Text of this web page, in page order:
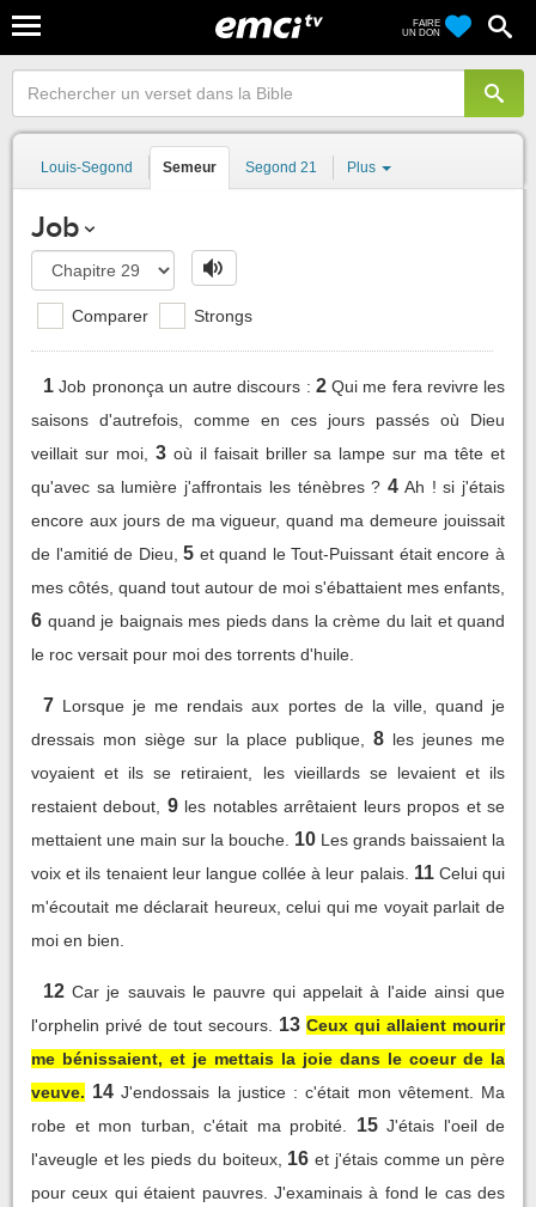
FAIRE
UN DON
Louis-Segond Semeur Segond 21 Plus
Job
Comparer Strongs
1 Job prononça un autre discours : 2 Qui me fera revivre les
saisons d'autrefois, comme en ces jours passés où Dieu
veillait sur moi,
3 où il faisait briller sa lampe sur ma tête et
qu'avec sa lumière j'affrontais les ténèbres ? 4 Ah ! si j'étais
encore aux jours de ma vigueur, quand ma demeure jouissait
de l'amitié de Dieu, 5 et quand le Tout-Puissant était encore à
mes côtés, quand tout autour de moi s'ébattaient mes enfants,
6 quand je baignais mes pieds dans la crème du lait et quand
le roc versait pour moi des torrents d'huile.
7 Lorsque je me rendais aux portes de la ville, quand je
dressais mon siège sur la place publique,
8 les jeunes me
voyaient et ils se retiraient, les vieillards se levaient et ils
restaient debout,
9 les notables arrêtaient leurs propos et se
mettaient une main sur la bouche. 10 Les grands baissaient la
voix et ils tenaient leur langue collée à leur palais. 11 Celui qui
m'écoutait me déclarait heureux, celui qui me voyait parlait de
moi en bien.
12 Car je sauvais le pauvre qui appelait à l'aide ainsi que
l'orphelin privé de tout secours.
13 Ceux qui allaient mourir
me bénissaient, et je mettais la joie dans le coeur de la
veuve. 14 J'endossais la justice : c'était mon vêtement. Ma
robe et mon turban, c'était ma probité.
15 J'étais l'oeil de
l'aveugle et les pieds du boiteux, 16 et j'étais comme un père
pour ceux qui étaient pauvres. J'examinais à fond le cas des